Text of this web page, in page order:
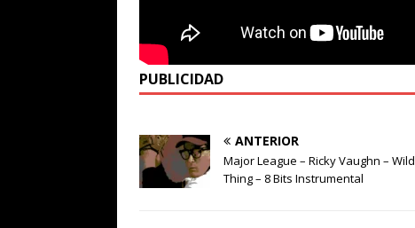
PUBLICIDAD
ANTERIOR
Major League – Ricky Vaughn – Wild
Thing – 8 Bits Instrumental